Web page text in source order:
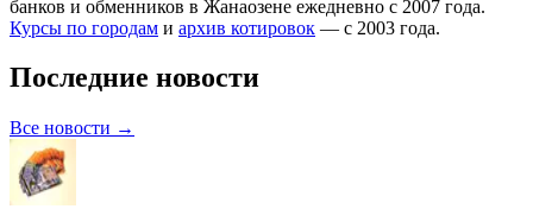
банков и обменников в Жанаозене ежедневно с 2007 года.
Курсы по городам и архив котировок — с 2003 года.
Последние новости
Все новости →